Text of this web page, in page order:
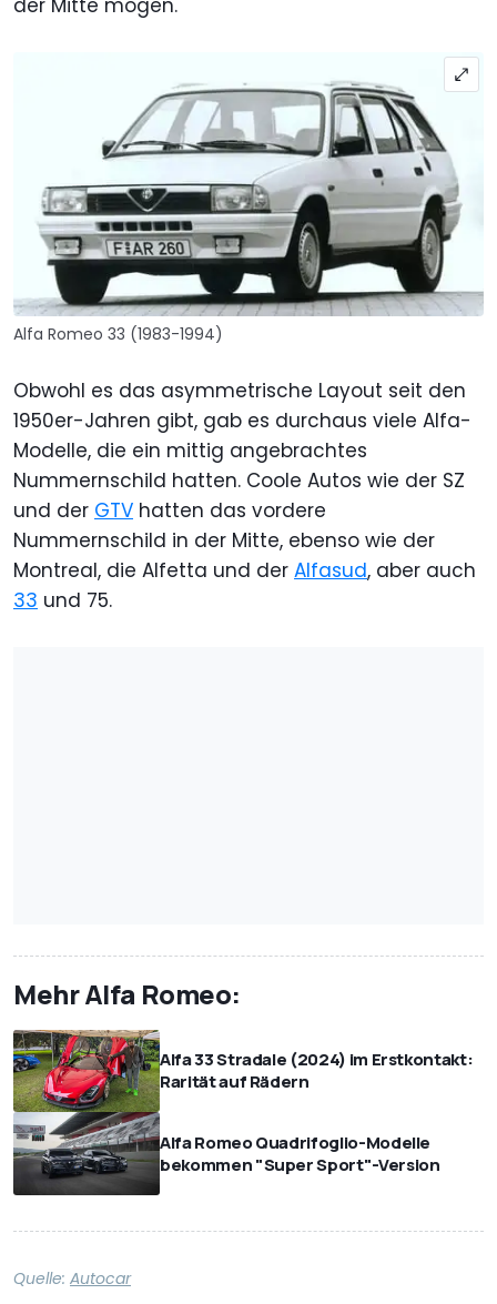
der Mitte mögen."
Alfa Romeo 33 (1983-1994)
Obwohl es das asymmetrische Layout seit den
1950er-Jahren gibt, gab es durchaus viele Alfa-
Modelle, die ein mittig angebrachtes
Nummernschild hatten. Coole Autos wie der SZ
und der GTV hatten das vordere
Nummernschild in der Mitte, ebenso wie der
Montreal, die Alfetta und der Alfasud, aber auch
33 und 75.
Mehr Alfa Romeo:
Alfa 33 Stradale (2024) im Erstkontakt:
Rarität auf Rädern
Alfa Romeo Quadrifoglio-Modelle
bekommen "Super Sport"-Version
Quelle: Autocar